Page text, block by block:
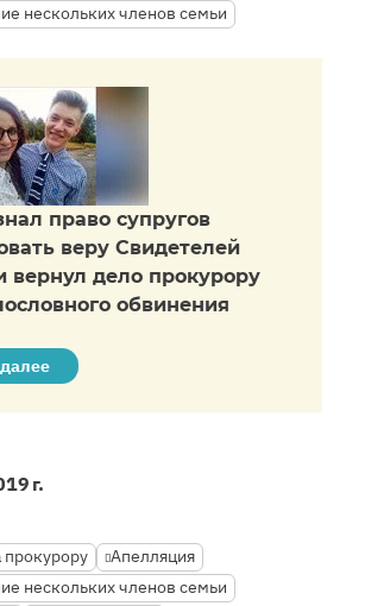
нескольких членов семьи
право супругов
веру Свидетелей
вернул дело прокурору
обвинения
г.
прокурору
Апелляция
нескольких членов семьи